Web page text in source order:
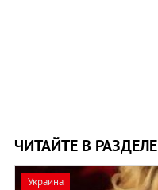
ЧИТАЙТЕ В РАЗДЕЛЕ
Украина